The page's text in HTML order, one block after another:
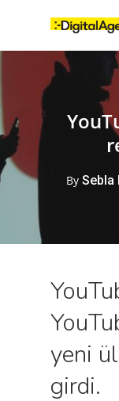
content
By Sebla
yeni
girdi.